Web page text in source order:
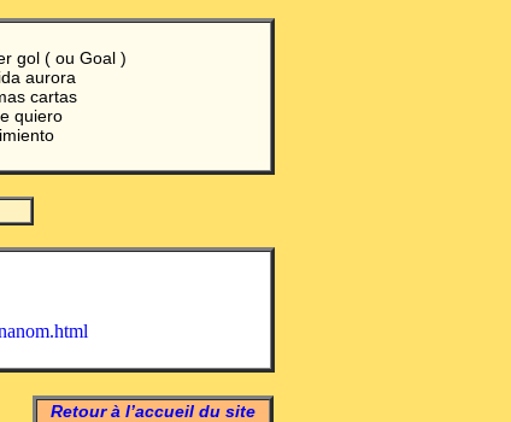
gol ( ou Goal )
aurora
cartas
quiero
Retour à l’accueil du site